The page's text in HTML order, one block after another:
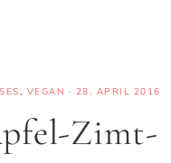
, VEGAN · 28. APRIL 2016
Zimt-